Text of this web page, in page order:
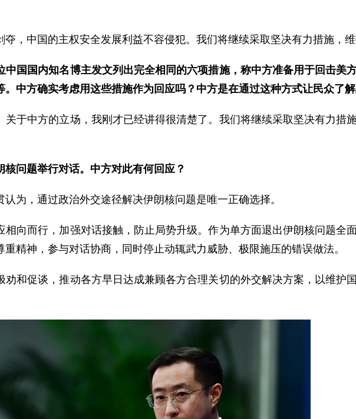
，中国的主权安全发展利益不容侵犯。我们将继续采取坚决有力措施，维
国国内知名博主发文列出完全相同的六项措施，称中方准备用于回击美
中方确实考虑用这些措施作为回应吗？中方是在通过这种方式让民众了
于中方的立场，我刚才已经讲得很清楚了。我们将继续采取坚决有力措
问题举行对话。中方对此有何回应？
为，通过政治外交途径解决伊朗核问题是唯一正确选择。
向而行，加强对话接触，防止局势升级。作为单方面退出伊朗核问题全
精神，参与对话协商，同时停止动辄武力威胁、极限施压的错误做法。
和促谈，推动各方早日达成兼顾各方合理关切的外交解决方案，以维护